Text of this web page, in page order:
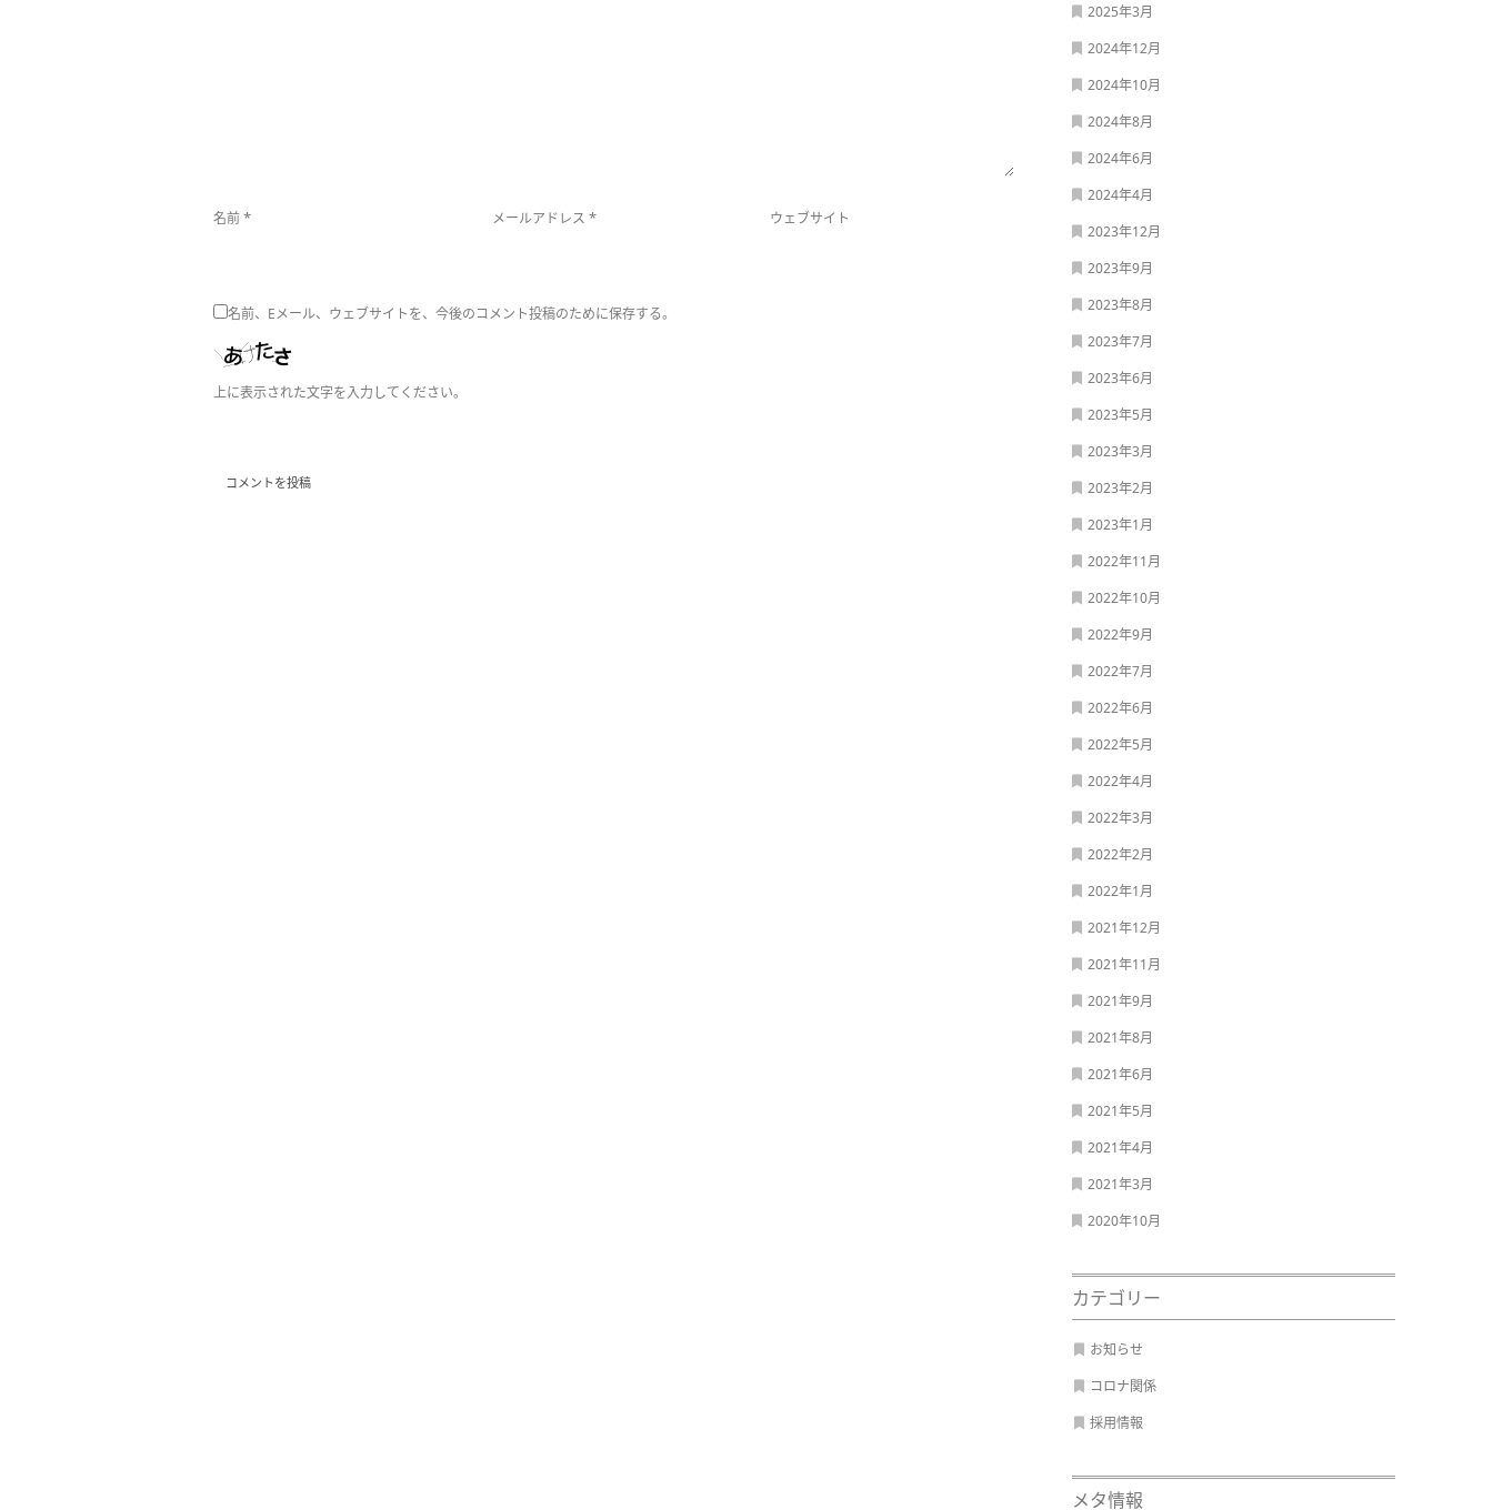
名前* メールアドレス * ウェブサイト
名前、Eメール、ウェブサイトを、今後のコメント投稿のために保存する。
上に表示された文字を入力してください。
2025年3月
2024年12月
2024年10月
2024年8月
2024年6月
2024年4月
2023年12月
2023年9月
2023年8月
2023年7月
2023年6月
2023年5月
2023年3月
2023年2月
2023年1月
2022年11月
2022年10月
2022年9月
2022年7月
2022年6月
2022年5月
2022年4月
2022年3月
2022年2月
2022年1月
2021年12月
2021年11月
2021年9月
2021年8月
2021年6月
2021年5月
2021年4月
2021年3月
2020年10月
カテゴリー
お知らせ
コロナ関係
採用情報
メタ情報